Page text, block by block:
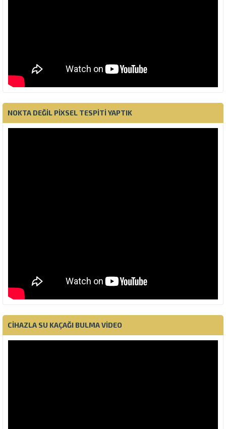
NOKTA DEĞIL PIXSEL TESPITI YAPTIK
CIHAZLA SU KAÇAĞI BULMA VIDEO